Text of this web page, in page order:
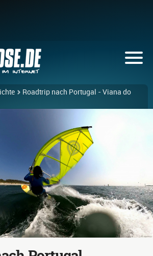
Roadtrip nach Portugal - Viana do